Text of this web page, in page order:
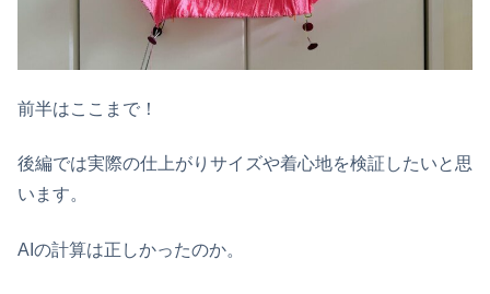
前半はここまで！
後編では実際の仕上がりサイズや着心地を検証したいと思
います。
AIの計算は正しかったのか。